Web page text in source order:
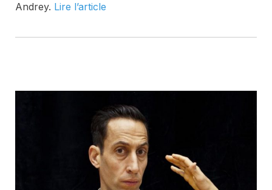
Andrey. Lire l’article